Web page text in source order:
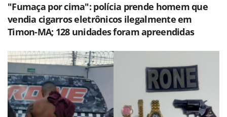
"Fumaça por cima": polícia prende homem que
vendia cigarros eletrônicos ilegalmente em
Timon-MA; 128 unidades foram apreendidas